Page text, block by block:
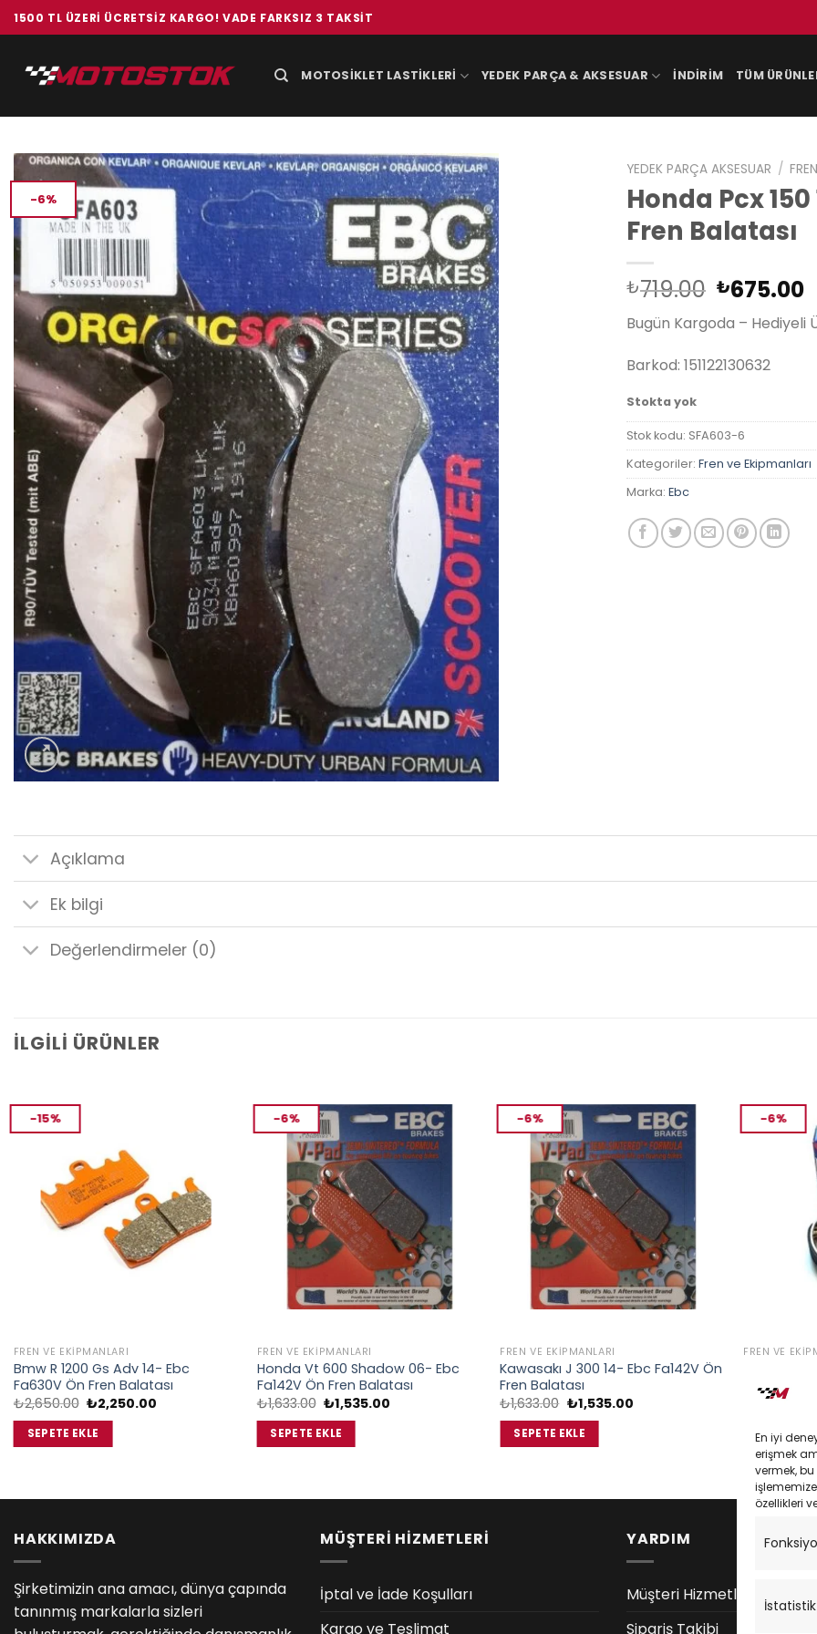
En iyi
erişmek
vermek,
özellikleri
İstatistik
İçeriğe
atla
1500 TL ÜZERI ÜCRETSIZ KARGO! VADE FARKSIZ 3 TAKSIT
MOTOSIKLET LASTIKLERI YEDEK PARÇA & AKSESUAR İNDIRIM TÜM
-6%
YEDEK PARÇA AKSESUAR /
Honda Pcx
Fren Balatası
₺719.00 Orijinal
fiyat:
₺719.00.
₺675.00
Bugün Kargoda – Hediyeli
Barkod: 151122130632
Stokta yok
Stok kodu: SFA603-6
Kategoriler: Fren ve Ekipmanları
Marka: Ebc
Açıklama
Ek bilgi
Değerlendirmeler (0)
İLGILI ÜRÜNLER
-15%
FREN VE EKIPMANLARI
Bmw R 1200 Gs Adv 14- Ebc
Fa630V Ön Fren Balatası
₺2,650.00 Orijinal
fiyat:
₺2,650.00.
₺2,250.00
SEPETE EKLE
-6%
FREN VE EKIPMANLARI
Honda Vt 600 Shadow 06- Ebc
Fa142V Ön Fren Balatası
₺1,633.00 Orijinal
fiyat:
₺1,633.00.
₺1,535.00Şu
SEPETE EKLE
-6%
FREN VE EKIPMANLARI
Kawasakı J 300 14- Ebc Fa142V Ön
Fren Balatası
₺1,633.00 Orijinal
fiyat:
₺1,633.00.
₺1,535.00Şu
SEPETE EKLE
-6%
FREN VE
Spacy
Fren Seti
SEPETE
HAKKIMIZDA
Şirketimizin ana amacı, dünya çapında
tanınmış markalarla sizleri
MÜŞTERİ HİZMETLERİ
İptal ve İade Koşulları
Kargo ve Teslimat
YARDIM
Müşteri Hizmetleri
Sipariş Takibi